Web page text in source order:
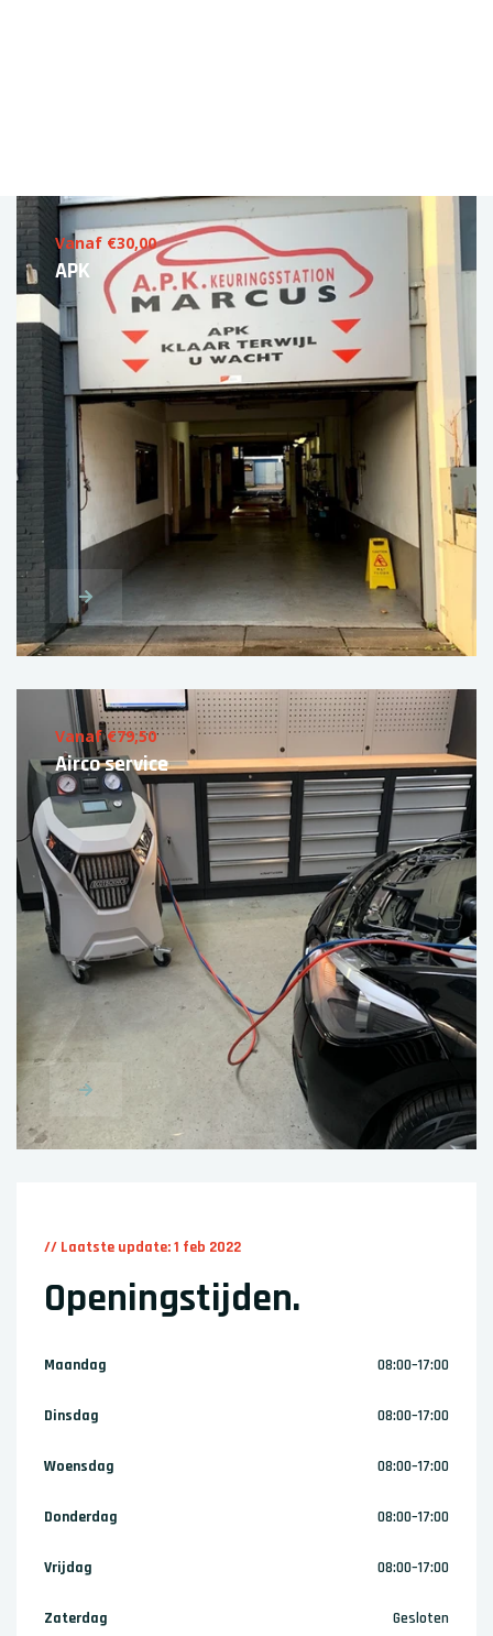
Vanaf €30,00
APK
Vanaf €79,50
Airco service
// Laatste update: 1 feb 2022
Openingstijden.
Maandag 08:00–17:00
Dinsdag 08:00–17:00
Woensdag 08:00–17:00
Donderdag 08:00–17:00
Vrijdag 08:00–17:00
Zaterdag Gesloten